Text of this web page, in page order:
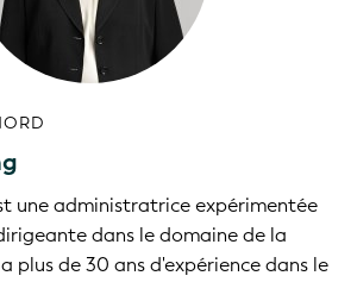
une administratrice expérimentée
dans le domaine de la
plus de 30 ans d'expérience dans le